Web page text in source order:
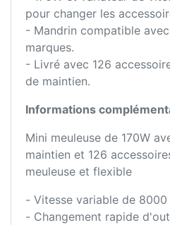
pour changer les
- Mandrin compatible
marques.
- Livré avec 126
de maintien.
Informations
Mini meuleuse de 170W
maintien et 126
meuleuse et flexible
- Vitesse variable de
- Changement rapide